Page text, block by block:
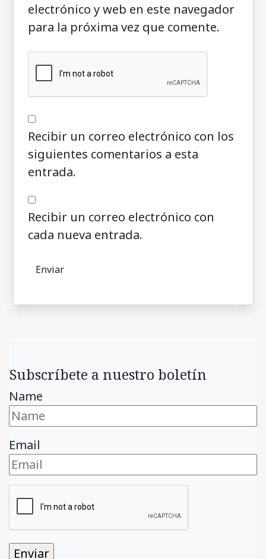
electrónico y web en este navegador
para la próxima vez que comente.
Recibir un correo electrónico con los
siguientes comentarios a esta
entrada.
Recibir un correo electrónico con
cada nueva entrada.
Subscríbete a nuestro boletín
Name
Email